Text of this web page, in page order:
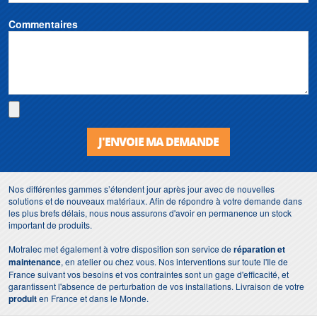
Commentaires
J'ENVOIE MA DEMANDE
Nos différentes gammes s’étendent jour après jour avec de nouvelles
solutions et de nouveaux matériaux. Afin de répondre à votre demande dans
les plus brefs délais, nous nous assurons d'avoir en permanence un stock
important de produits.
Motralec met également à votre disposition son service deréparation et
maintenance, en atelier ou chez vous. Nos interventions sur toute l'Ile de
France suivant vos besoins et vos contraintes sont un gage d'efficacité, et
garantissent l'absence de perturbation de vos installations. Livraison de votre
produiten France et dans le Monde.